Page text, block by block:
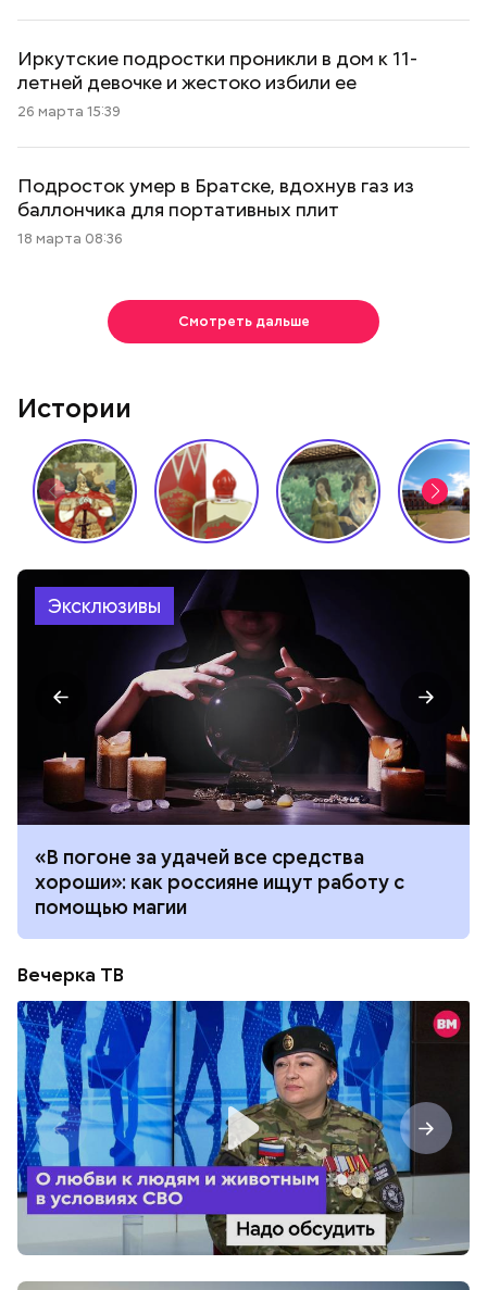
Иркутские подростки проникли в дом к 11-
летней девочке и жестоко избили ее
26 марта 15:39
Подросток умер в Братске, вдохнув газ из
баллончика для портативных плит
18 марта 08:36
Смотреть дальше
Истории
Эксклюзивы
«В погоне за удачей все средства
хороши»: как россияне ищут работу с
помощью магии
Вечерка ТВ